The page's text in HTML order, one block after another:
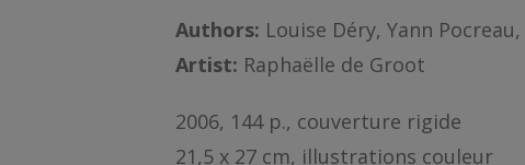
Authors: Louise Déry, Yann
Artist: Raphaëlle de Groot
2006, 144 p., couverture rigide
21,5 x 27 cm, illustrations couleur